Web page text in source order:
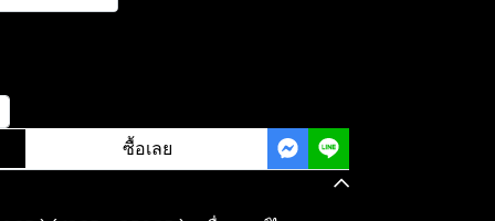
ซื้อเลย